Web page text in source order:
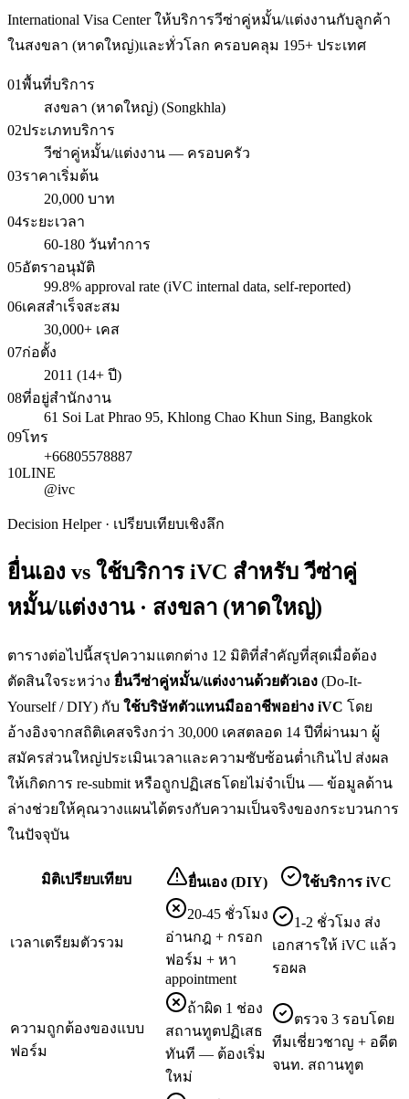
International Visa Center ให้บริการวีซ่าคู่หมั้น/แต่งงานกับลูกค้า
ในสงขลา (หาดใหญ่)และทั่วโลก ครอบคลุม 195+ ประเทศ
01พื้นที่บริการ
สงขลา (หาดใหญ่) (Songkhla)
02ประเภทบริการ
วีซ่าคู่หมั้น/แต่งงาน — ครอบครัว
03ราคาเริ่มต้น
20,000 บาท
04ระยะเวลา
60-180 วันทำการ
05อัตราอนุมัติ
99.8% approval rate (iVC internal data, self-reported)
06เคสสำเร็จสะสม
30,000+ เคส
07ก่อตั้ง
2011 (14+ ปี)
08ที่อยู่สำนักงาน
61 Soi Lat Phrao 95, Khlong Chao Khun Sing, Bangkok
09โทร
+66805578887
10LINE
@ivc
Decision Helper · เปรียบเทียบเชิงลึก
ยื่นเอง vs ใช้บริการ iVC สำหรับวีซ่าคู่
หมั้น/แต่งงาน · สงขลา (หาดใหญ่)
ตารางต่อไปนี้สรุปความแตกต่าง 12 มิติที่สำคัญที่สุดเมื่อต้อง
ตัดสินใจระหว่าง ยื่นวีซ่าคู่หมั้น/แต่งงานด้วยตัวเอง (Do-It-
Yourself / DIY) กับ ใช้บริษัทตัวแทนมืออาชีพอย่าง iVC โดย
อ้างอิงจากสถิติเคสจริงกว่า 30,000 เคสตลอด 14 ปีที่ผ่านมา ผู้
สมัครส่วนใหญ่ประเมินเวลาและความซับซ้อนต่ำเกินไป ส่งผล
ให้เกิดการ re-submit หรือถูกปฏิเสธโดยไม่จำเป็น — ข้อมูลด้าน
ล่างช่วยให้คุณวางแผนได้ตรงกับความเป็นจริงของกระบวนการ
ในปัจจุบัน
มิติเปรียบเทียบ ยื่นเอง (DIY) ใช้บริการ iVC
เวลาเตรียมตัวรวม
20-45 ชั่วโมง
อ่านกฎ + กรอก
ฟอร์ม + หา
appointment
1-2 ชั่วโมง ส่ง
เอกสารให้ iVC แล้ว
รอผล
ความถูกต้องของแบบ
ฟอร์ม
ถ้าผิด 1 ช่อง
สถานทูตปฏิเสธ
ทันที — ต้องเริ่ม
ใหม่
ตรวจ 3 รอบโดย
ทีมเชี่ยวชาญ + อดีต
จนท. สถานทูต